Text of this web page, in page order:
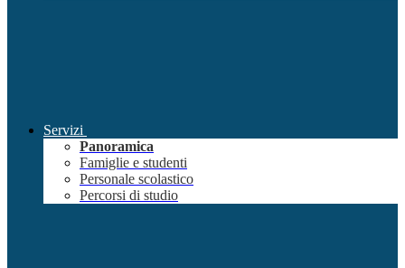
Servizi
Panoramica
Famiglie e studenti
Personale scolastico
Percorsi di studio